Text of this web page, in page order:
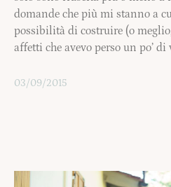
domande che più mi stanno a
possibilità di costruire (o
affetti che avevo perso un po’ di
03/09/2015